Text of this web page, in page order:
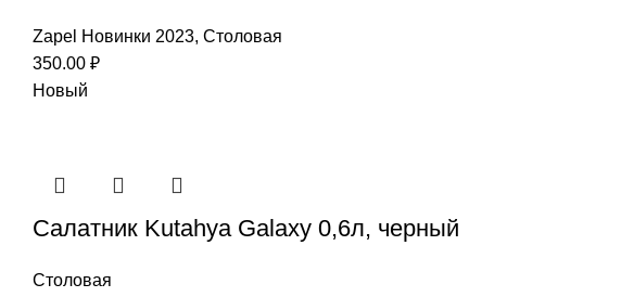
Zapel Новинки 2023, Столовая
350.00 ₽
Новый
Салатник Kutahya Galaxy 0,6л, черный
Столовая